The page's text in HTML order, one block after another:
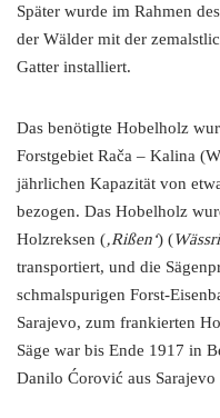
Später wurde im Rahmen
der Wälder mit der
Gatter installiert.
Das benötigte Hobelholz
Forstgebiet Rača – Kalina
jährlichen Kapazität von
bezogen. Das Hobelholz
Holzreksen (‚Rißen‘) (
transportiert, und die
schmalspurigen Forst-
Sarajevo, zum frankierten
Säge war bis Ende 1917 in
Danilo Ćorović aus Sarajevo